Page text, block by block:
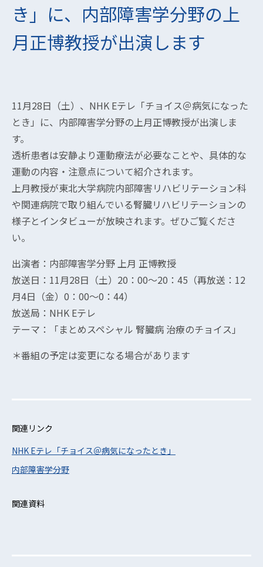
き」に、内部障害学分野の上
月正博教授が出演します
11月28日（土）、NHK Eテレ「チョイス＠病気になった
とき」に、内部障害学分野の上月正博教授が出演しま
す。
透析患者は安静より運動療法が必要なことや、具体的な
運動の内容・注意点について紹介されます。
上月教授が東北大学病院内部障害リハビリテーション科
や関連病院で取り組んでいる腎臓リハビリテーションの
様子とインタビューが放映されます。ぜひご覧くださ
い。
出演者：内部障害学分野 上月 正博教授
放送日：11月28日（土）20：00〜20：45（再放送：12
月4日（金）0：00〜0：44）
放送局：NHK Eテレ
テーマ：「まとめスペシャル 腎臓病 治療のチョイス」
＊番組の予定は変更になる場合があります
関連リンク
NHK Eテレ「チョイス＠病気になったとき」
内部障害学分野
関連資料